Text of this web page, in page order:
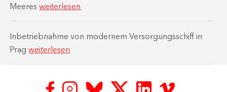
Meeresweiterlesen
Inbetriebnahme von modernem Versorgungsschiff in
Pragweiterlesen